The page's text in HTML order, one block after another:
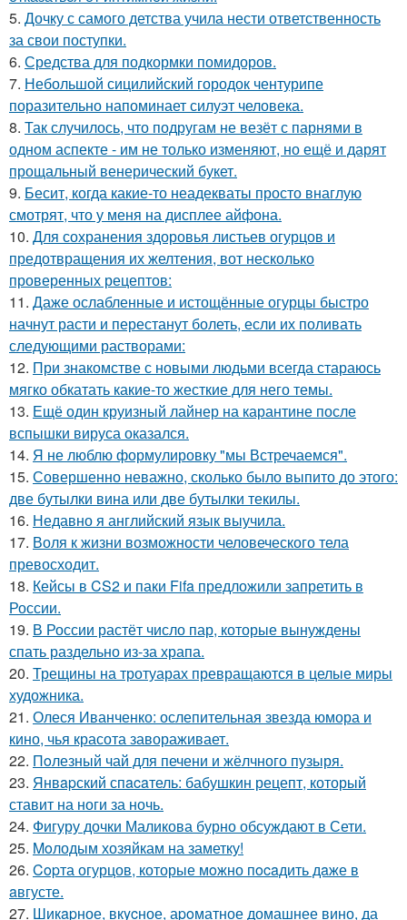
5. Дочку с самого детства учила нести ответственность
за свои поступки.
6. Средства для подкормки помидоров.
7. Небольшой сицилийский городок чентурипе
поразительно напоминает силуэт человека.
8. Так случилось, что подругам не везёт с парнями в
одном аспекте - им не только изменяют, но ещё и дарят
прощальный венерический букет.
9. Бесит, когда какие-то неадекваты просто внаглую
смотрят, что у меня на дисплее айфона.
10. Для сохранения здоровья листьев огурцов и
предотвращения их желтения, вот несколько
проверенных рецептов:
11. Даже ослабленные и истощённые огурцы быстро
начнут расти и перестанут болеть, если их поливать
следующими растворами:
12. При знакомстве с новыми людьми всегда стараюсь
мягко обкатать какие-то жесткие для него темы.
13. Ещё один круизный лайнер на карантине после
вспышки вируса оказался.
14. Я не люблю формулировку "мы Встречаемся".
15. Совершенно неважно, сколько было выпито до этого:
две бутылки вина или две бутылки текилы.
16. Недавно я английский язык выучила.
17. Воля к жизни возможности человеческого тела
превосходит.
18. Кейсы в CS2 и паки Fifa предложили запретить в
России.
19. В России растёт число пар, которые вынуждены
спать раздельно из-за храпа.
20. Трещины на тротуарах превращаются в целые миры
художника.
21. Олеся Иванченко: ослепительная звезда юмора и
кино, чья красота завораживает.
22. Пoлезный чай для печени и жёлчного пузыря.
23. Янвapский спacaтель: бабушкин рецепт, который
ставит на ноги за ночь.
24. Фигуру дочки Маликова бурно обсуждают в Сети.
25. Moлодым хозяйкам на заметку!
26. Copта огурцов, которые мoжно пocaдить дaже в
aвгусте.
27. Шикapное, вкycное, аpoматное домашнее вино, да